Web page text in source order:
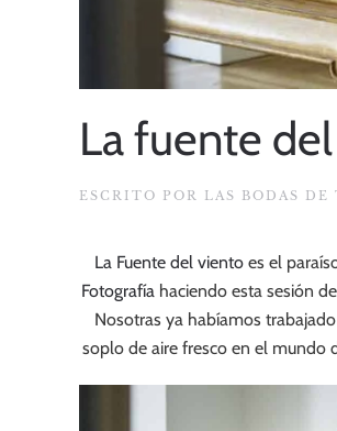
La fuente
ESCRITO POR LAS BODAS DE
La Fuente del vientoes el
Fotografía haciendo esta sesión
Nosotras ya habíamos
soplo de aire fresco en el mundo